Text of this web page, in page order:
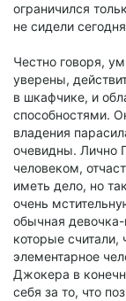
ограничился
не сидели
Честно говоря,
уверены,
в шкафчике, и
способностями.
владения
очевидны. Лично
человеком,
иметь дело, но
очень
обычная девочка-
которые считали,
элементарное
Джокера в
себя за то, что